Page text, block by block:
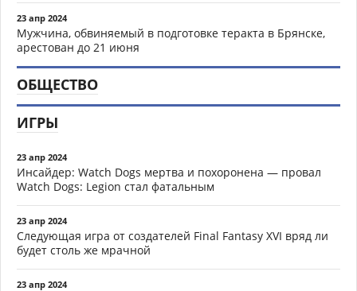
23 апр 2024
Мужчина, обвиняемый в подготовке теракта в Брянске,
арестован до 21 июня
ОБЩЕСТВО
ИГРЫ
23 апр 2024
Инсайдер: Watch Dogs мертва и похоронена — провал
Watch Dogs: Legion стал фатальным
23 апр 2024
Следующая игра от создателей Final Fantasy XVI вряд ли
будет столь же мрачной
23 апр 2024